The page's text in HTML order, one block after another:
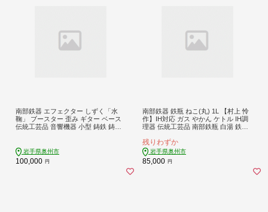
南部鉄器 エフェクター しずく「水
鞠」 ブースター 歪み ギター ベース
伝統工芸品 音響機器 小型 鋳鉄 鋳肌
岩手県奥州市
100,000 円
南部鉄器 鉄瓶 ねこ(丸) 1L 【村上 怜
作】IH対応 ガス やかん ケトル IH調
理器 伝統工芸品 南部鉄瓶 白湯 鉄分
ル キッチンウェア 食器 日用品 雑貨
食卓 台所 [Y0126]
残りわずか
岩手県奥州市
85,000 円